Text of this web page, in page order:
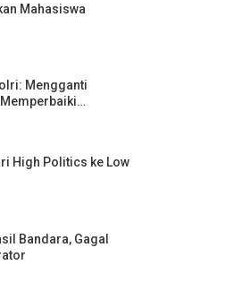
Mahasiswa
Mengganti
High Politics ke Low
Bandara, Gagal